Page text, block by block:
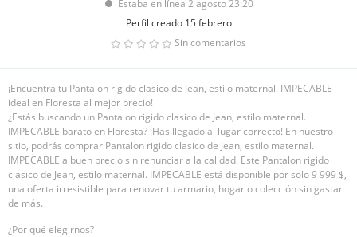
Estaba en línea 2 agosto 23:20
Perfil creado 15 febrero
Sin comentarios
¡Encuentra tu Pantalon rigido clasico de Jean, estilo maternal. IMPECABLE
ideal en Floresta al mejor precio!
¿Estás buscando un Pantalon rigido clasico de Jean, estilo maternal.
IMPECABLE barato en Floresta? ¡Has llegado al lugar correcto! En nuestro
sitio, podrás comprar Pantalon rigido clasico de Jean, estilo maternal.
IMPECABLE a buen precio sin renunciar a la calidad. Este Pantalon rigido
clasico de Jean, estilo maternal. IMPECABLE está disponible por solo 9 999 $,
una oferta irresistible para renovar tu armario, hogar o colección sin gastar
de más.
¿Por qué elegirnos?